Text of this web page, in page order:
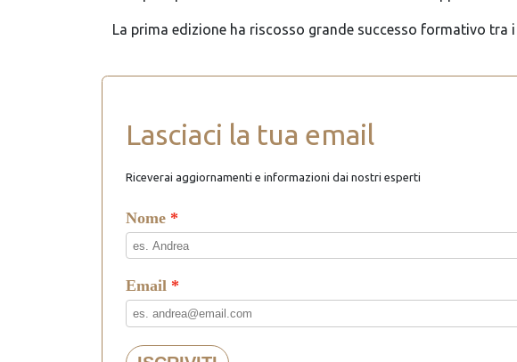
La prima edizione ha riscosso grande successo formativo tra
Lasciaci la tua email
Riceverai aggiornamenti e informazioni dai nostri esperti